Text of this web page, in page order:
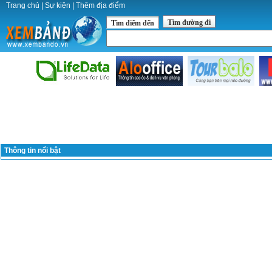
Trang chủ Sự kiện Thêm địa điểm
Tìm điểm đến Tìm đường đi
Thông tin nổi bật